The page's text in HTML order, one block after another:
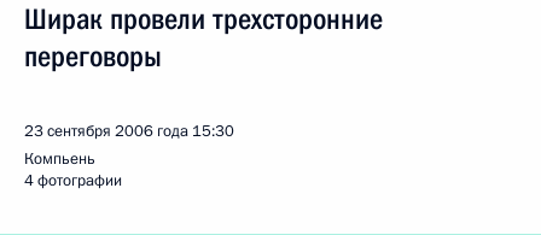
Ширак провели трехсторонние
переговоры
23 сентября 2006 года 15:30
Компьень
4 фотографии